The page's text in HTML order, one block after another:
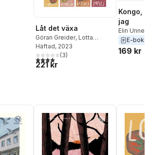
Totalt antal röster:
Låt det växa
Göran Greider, Lotta
Lundgren,Elin Unnes
Hanna Wendelbo
Häftad, 2023
4,0utav 5 stjärnor. Totalt antal röster:
(3)
221 kr
Kongo,
jag
Elin Unnes
E-bok
169 kr